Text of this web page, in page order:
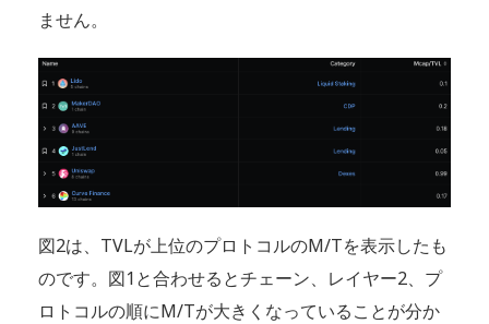
ません。
図2は、TVLが上位のプロトコルのM/Tを表示したも
のです。図1と合わせるとチェーン、レイヤー2、プ
ロトコルの順にM/Tが大きくなっていることが分か